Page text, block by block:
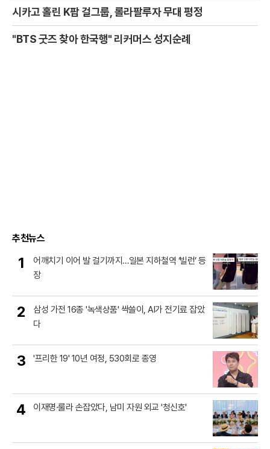
시카고 홀린 K팝 걸그룹, 롤라팔루자 무대 평정
"BTS 굿즈 찾아 한국행" 리커머스 성지순례
추천뉴스
1
어깨치기 이어 발 걸기까지…일본 지하철역 ‘빌런’ 등
장
2
삼성 가전 16종 '녹색상품' 싹쓸이, AI가 전기료 잡았
다
3 '프리한 19' 10년 여정, 530회로 종영
4 이재명·룰라 손잡았다, 남미 자원 외교 '청신호'